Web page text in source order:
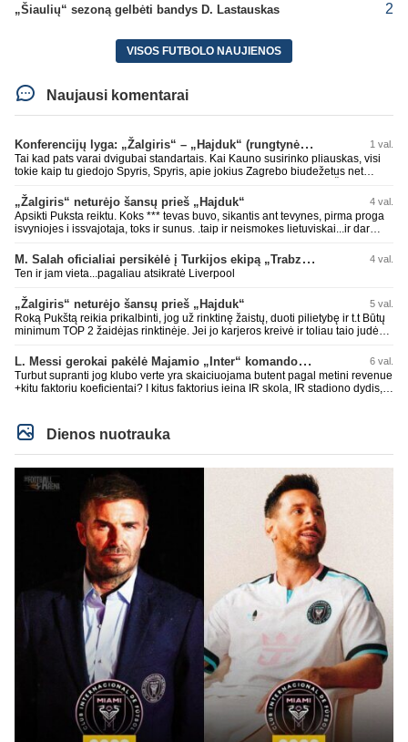
„Šiaulių“ sezoną gelbėti bandys D. Lastauskas 2
VISOS FUTBOLO NAUJIENOS
Naujausi komentarai
Konferencijų lyga: „Žalgiris“ – „Hajduk“ (rungtynės tiesiogiai) 1 val.
Tai kad pats varai dvigubai standartais. Kai Kauno susirinko pliauskas, visi
tokie kaip tu giedojo Spyris, Spyris, apie jokius Zagrebo biudežetus net
daug didesnis. Tfu ant tokių.
„Žalgiris“ neturėjo šansų prieš „Hajduk“ 4 val.
Apsikti Puksta reiktu. Koks *** tevas buvo, sikantis ant tevynes, pirma proga
isvyniojes i issvajotaja, toks ir sunus. .taip ir neismokes lietuviskai...ir dar
laurynas ikalbins
M. Salah oficialiai persikėlė į Turkijos ekipą „Trabzonspor“ 4 val.
Ten ir jam vieta...pagaliau atsikratė Liverpool
„Žalgiris“ neturėjo šansų prieš „Hajduk“ 5 val.
Roką Pukštą reikia prikalbinti, jog už rinktinę žaistų, duoti pilietybę ir t.t Būtų
minimum TOP 2 žaidėjas rinktinėje. Jei jo karjeros kreivė ir toliau taio judės,
L. Messi gerokai pakėlė Majamio „Inter“ komandos vertę 6 val.
Turbut supranti jog klubo verte yra skaiciuojama butent pagal metini revenue
+kitu faktoriu koeficientai? I kitus faktorius ieina IR skola, IR stadiono dydis,
milzinisko klubo vertes suoli siemet. Be to, tie 200 pamineti cia yra visiskai
on-point, jeigu jau musu mylimas D. prasneko apie klubo vertes kelima, arba
CR atveju - numusima.
Dienos nuotrauka